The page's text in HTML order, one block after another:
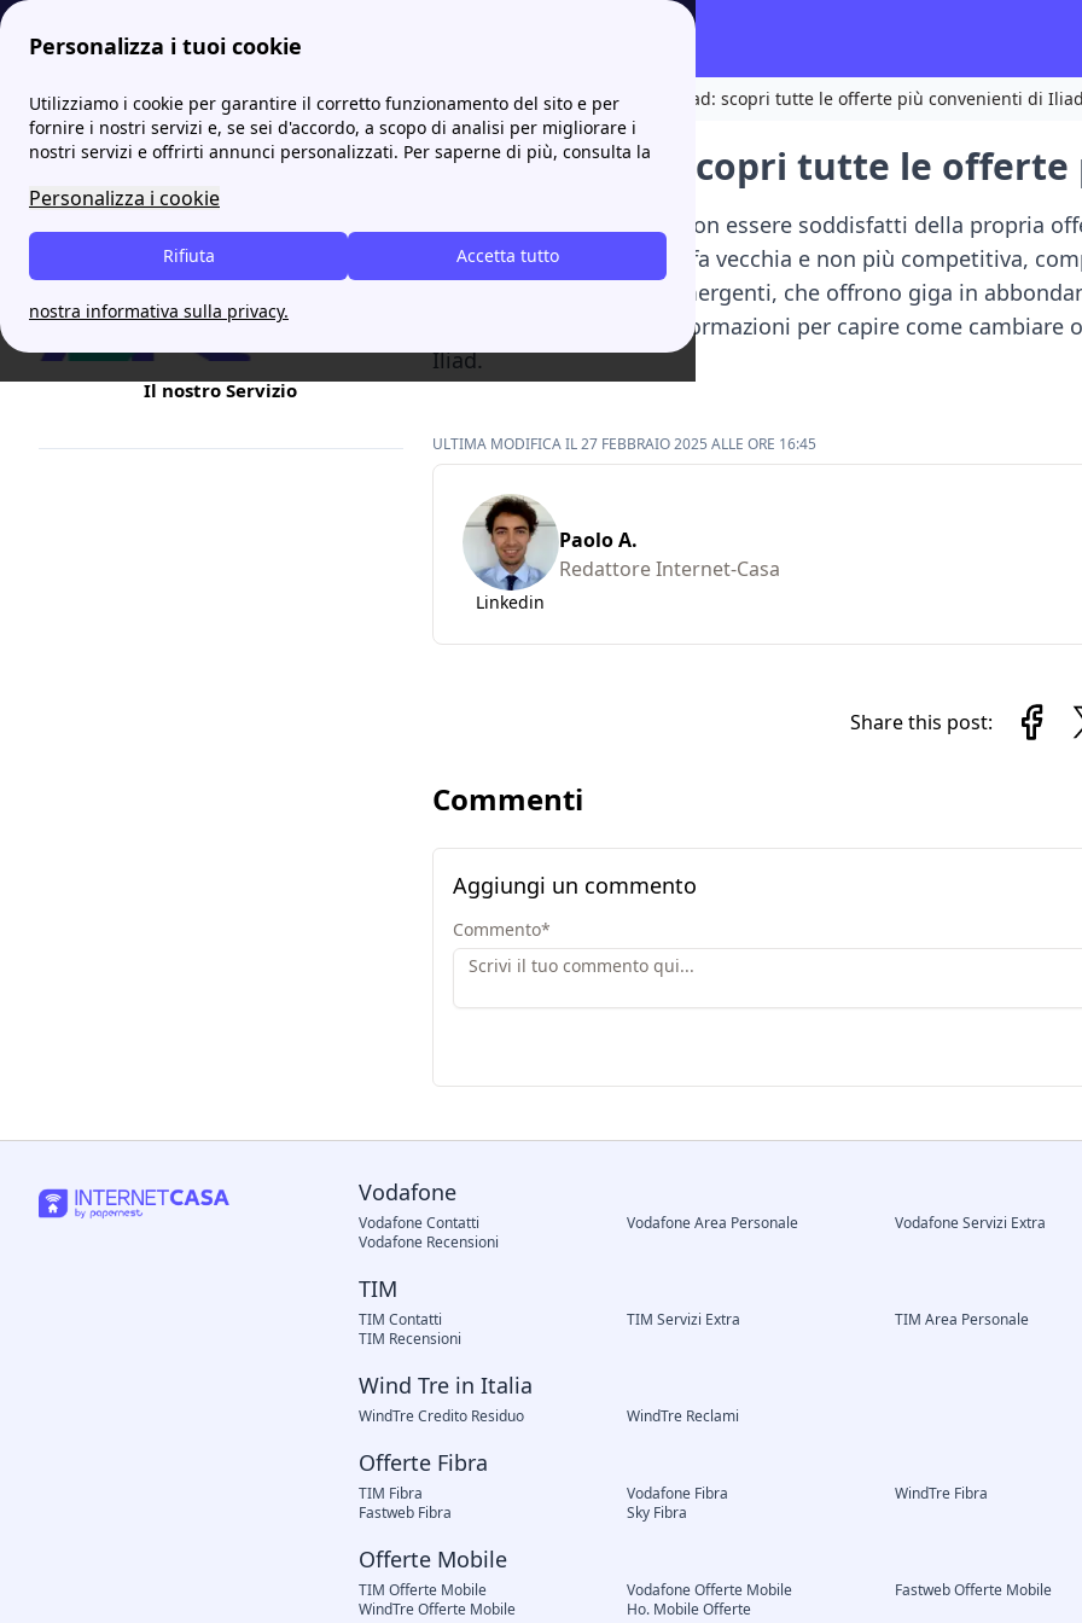
Personalizza i tuoi cookie
Utilizziamo i cookie per garantire il corretto funzionamento del sito e per
fornire i nostri servizi e, se sei d'accordo, a scopo di analisi per migliorare i
nostri servizi e offrirti annunci personalizzati. Per saperne di più, consulta la
Personalizza i cookie
Accetta tutto
Rifiuta
nostra informativa sulla privacy.
Internet Casa Le migliori offerte mobile cambio operatore del 2023 Passa a Iliad: scopri tutte le offerte più convenienti di
Il nostro Servizio
Passa a Iliad: scopri tutte le
Ci sono tanti motivi per non essere soddisfatti della propria
provider aIliad
. Una tariffa vecchia e non più competitiva,
offerte degli operatori emergenti, che offrono giga in
affronteranno tutte le informazioni per capire come
Iliad.
ULTIMA MODIFICA IL 27 FEBBRAIO 2025 ALLE ORE 16:45
Linkedin
Paolo A.
Redattore Internet-Casa
Share this post:
Commenti
Aggiungi un commento
Commento*
Vodafone
Vodafone Contatti Vodafone Area Personale
Vodafone Servizi Extra
Vodafone Recensioni
TIM
TIM Contatti TIM Servizi Extra
TIM Area Personale
TIM Recensioni
Wind Tre in Italia
WindTre Credito Residuo WindTre Reclami
Offerte Fibra
TIM Fibra Vodafone Fibra
WindTre Fibra
Fastweb Fibra
Sky Fibra
Offerte Mobile
TIM Offerte Mobile Vodafone Offerte Mobile
Fastweb Offerte Mobile
WindTre Offerte Mobile
Ho. Mobile Offerte